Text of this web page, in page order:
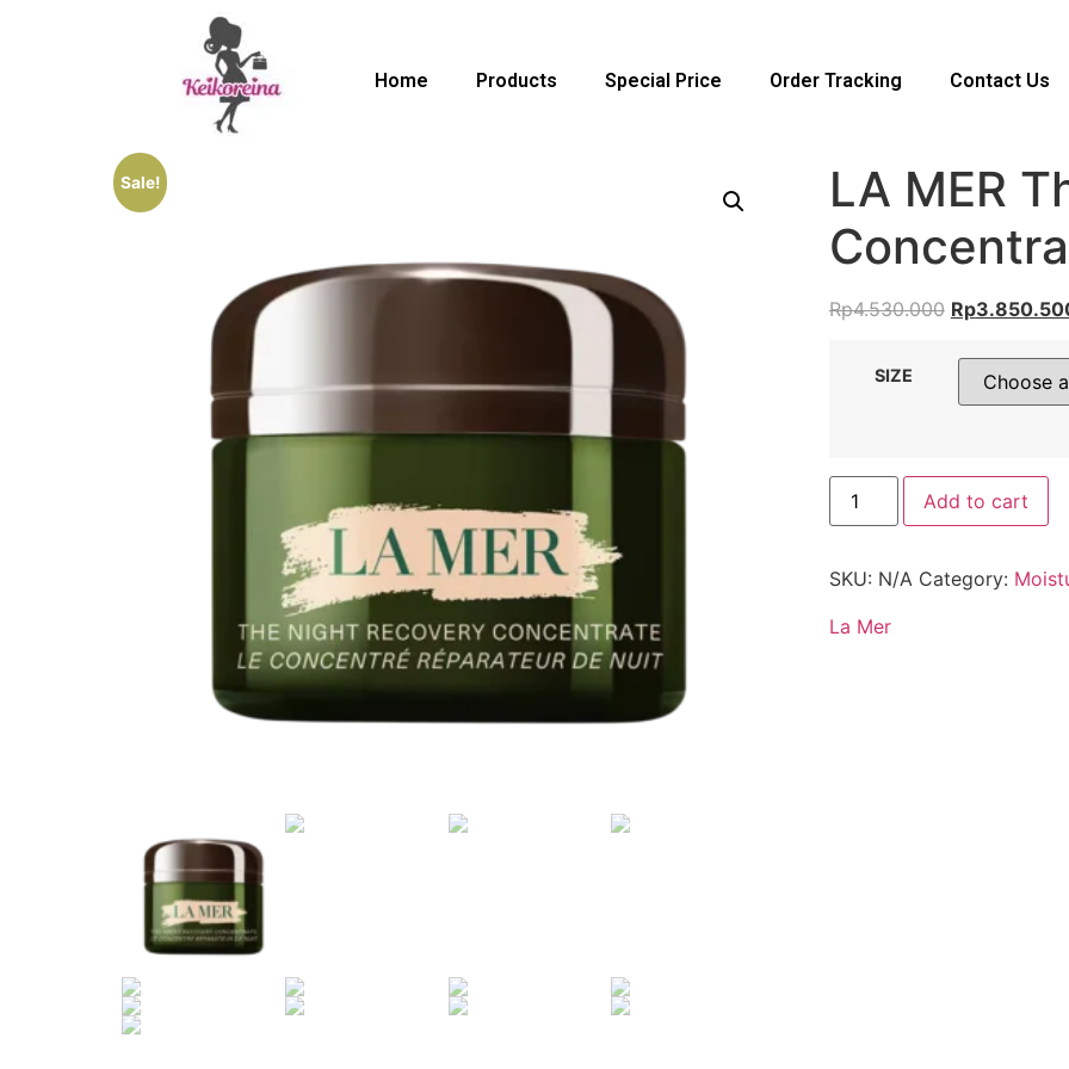
Home Products Special Price Order Tracking Contact Us
Sale!
LA MER
Rp4.530.000 Rp
SIZE
Add to cart
SKU: N/A Category:
La Mer